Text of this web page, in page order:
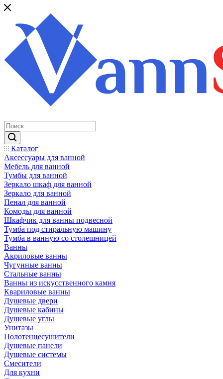
Каталог
Аксессуары для ванной
Мебель для ванной
Тумбы для ванной
Зеркало шкаф для ванной
Зеркало для ванной
Пенал для ванной
Комоды для ванной
Шкафчик для ванны подвесной
Тумба под стиральную машину
Тумба в ванную со столешницей
Ванны
Акриловые ванны
Чугунные ванны
Стальные ванны
Ванны из искусственного камня
Квариловые ванны
Душевые двери
Душевые кабины
Душевые углы
Унитазы
Полотенцесушители
Душевые панели
Душевые системы
Смесители
Для кухни